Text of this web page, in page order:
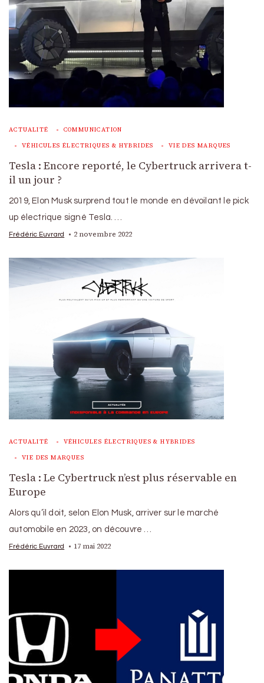
ACTUALITÉ COMMUNICATION
VÉHICULES ÉLECTRIQUES & HYBRIDES VIE DES MARQUES
Tesla : Encore reporté, le Cybertruck arrivera t-
il un jour ?
2019, Elon Musk surprend tout le monde en dévoilant le pick
up électrique signé Tesla. …
Frédéric Euvrard 2 novembre 2022
ACTUALITÉ VÉHICULES ÉLECTRIQUES & HYBRIDES
VIE DES MARQUES
Tesla : Le Cybertruck n’est plus réservable en
Europe
Alors qu’il doit, selon Elon Musk, arriver sur le marché
automobile en 2023, on découvre …
Frédéric Euvrard 17 mai 2022